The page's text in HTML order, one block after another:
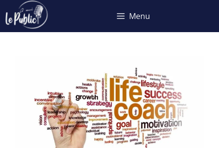
au
contenu
Menu